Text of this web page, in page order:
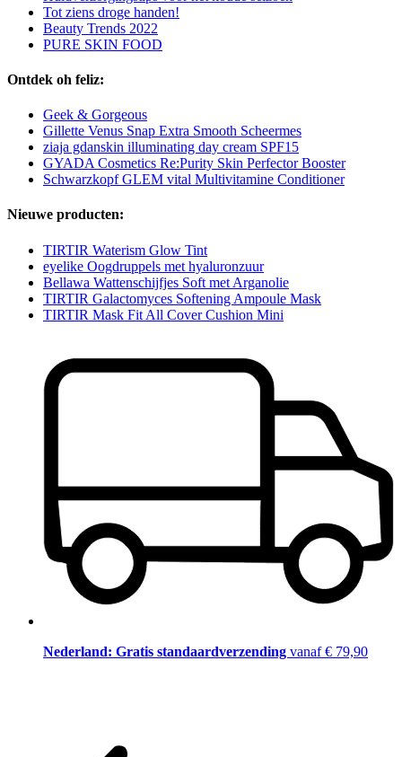
Tot ziens droge handen!
Beauty Trends 2022
PURE SKIN FOOD
Ontdek oh feliz:
Geek & Gorgeous
Gillette Venus Snap Extra Smooth Scheermes
ziaja gdanskin illuminating day cream SPF15
GYADA Cosmetics Re:Purity Skin Perfector Booster
Schwarzkopf GLEM vital Multivitamine Conditioner
Nieuwe producten:
TIRTIR Waterism Glow Tint
eyelike Oogdruppels met hyaluronzuur
Bellawa Wattenschijfjes Soft met Arganolie
TIRTIR Galactomyces Softening Ampoule Mask
TIRTIR Mask Fit All Cover Cushion Mini
Nederland: Gratis standaardverzending vanaf € 79,90